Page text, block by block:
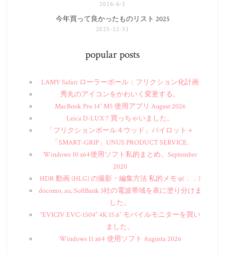
2026-6-3
今年買って良かったものリスト 2025
2025-12-31
popular posts
LAMY Safari ローラーボール：フリクション化計画
秀丸のアイコンをかわいく変更する。
MacBook Pro 14″ M5 使用アプリ August 2026
Leica D-LUX 7 買っちゃいました。
「フリクションボール４ウッド」パイロット＋
「SMART-GRIP」UNUS PRODUCT SERVICE.
Windows 10 x64 使用ソフト私的まとめ。September
2020
HDR 動画 (HLG) の撮影・編集方法 私的メモ φ(．．)
docomo, au, SoftBank 3社の電波帯域を表に塗り分けま
した。
“EVICIV EVC-1504” 4K 15.6″ モバイルモニターを買い
ました。
Windows 11 x64 使用ソフト Augusta 2026